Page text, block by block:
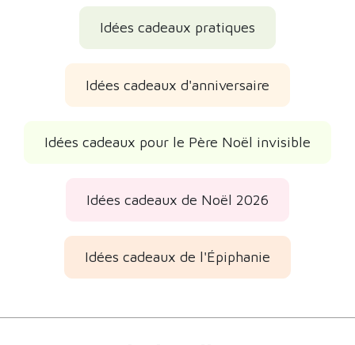
Idées cadeaux pratiques
Idées cadeaux d'anniversaire
Idées cadeaux pour le Père Noël invisible
Idées cadeaux de Noël 2026
Idées cadeaux de l'Épiphanie